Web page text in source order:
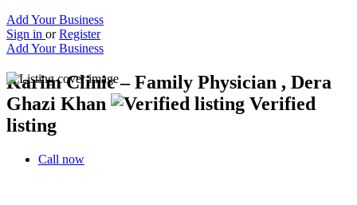
Add Your Business
Sign in or Register
Add Your Business
Karim Clinic – Family Physician , Dera
Ghazi Khan
Verified
listing
Call now